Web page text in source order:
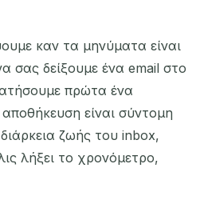
σε 15δευτερόλεπτα
ΘΈΜΑ ΕΝΈΡΓΕΙΑ
καν τα μηνύματα είναι
σας δείξουμε ένα email στο
πρώτα ένα
είναι σύντομη
ζωής του inbox,
λήξει το χρονόμετρο,